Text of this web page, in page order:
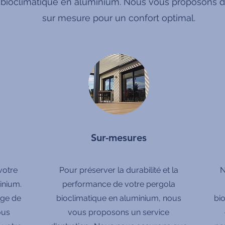
sur mesure pour un confort optimal.
de
Sur-mesures
Pour préserver la durabilité et la
performance de votre pergola
bioclimatique en aluminium, nous
vous proposons un service